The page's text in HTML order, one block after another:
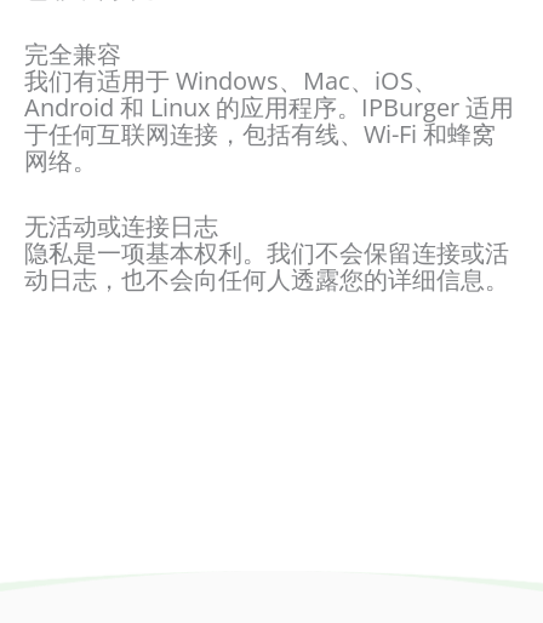
完全兼容
我们有适用于 Windows、Mac、iOS、
Android 和 Linux 的应用程序。IPBurger 适用
于任何互联网连接，包括有线、Wi-Fi 和蜂窝
网络。
无活动或连接日志
隐私是一项基本权利。我们不会保留连接或活
动日志，也不会向任何人透露您的详细信息。